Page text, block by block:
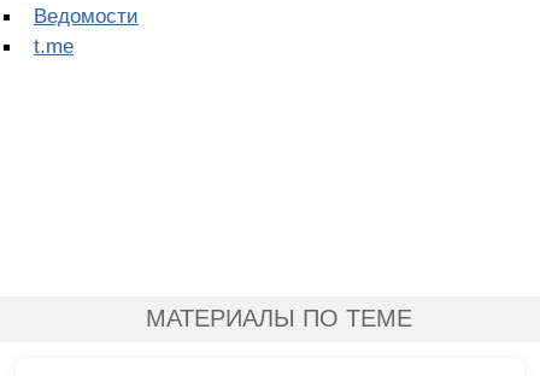
Ведомости
t.me
МАТЕРИАЛЫ ПО ТЕМЕ